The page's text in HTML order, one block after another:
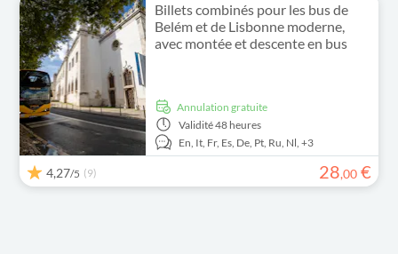
Billets combinés pour les bus de
Belém et de Lisbonne moderne,
avec montée et descente en bus
Annulation gratuite
Validité48 heures
En, It, Fr, Es, De, Pt, Ru, Nl, +3
4,27/5 (9) 28,00 €